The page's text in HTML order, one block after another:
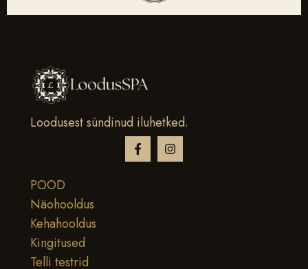
Loodusest sündinud iluhetked.
POOD
Näohooldus
Kehahooldus
Kingitused
Telli testrid